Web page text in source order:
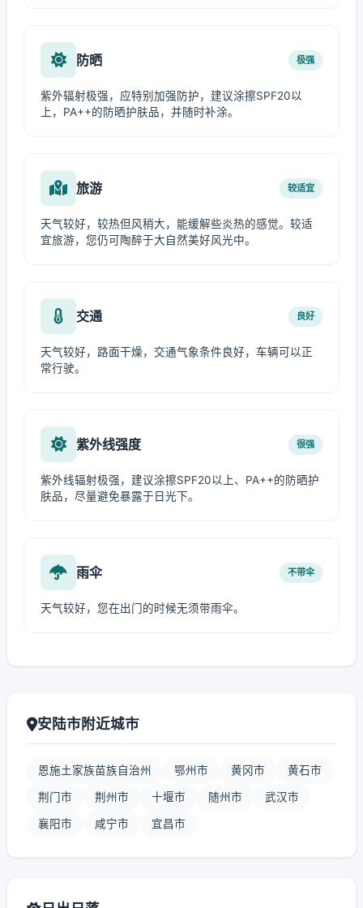
防晒 极强
紫外辐射极强，应特别加强防护，建议涂擦SPF20以
上，PA++的防晒护肤品，并随时补涂。
旅游 较适宜
天气较好，较热但风稍大，能缓解些炎热的感觉。较适
宜旅游，您仍可陶醉于大自然美好风光中。
交通 良好
天气较好，路面干燥，交通气象条件良好，车辆可以正
常行驶。
紫外线强度 很强
紫外线辐射极强，建议涂擦SPF20以上、PA++的防晒护
肤品，尽量避免暴露于日光下。
雨伞 不带伞
天气较好，您在出门的时候无须带雨伞。
安陆市附近城市
恩施土家族苗族自治州 鄂州市 黄冈市 黄石市
荆门市 荆州市 十堰市 随州市 武汉市
襄阳市 咸宁市 宜昌市